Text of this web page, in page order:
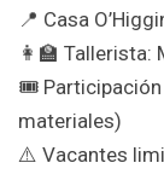
📍 Casa
👩‍🏫 Tallerista:
🎟️ Participación
materiales)
⚠️ Vacantes